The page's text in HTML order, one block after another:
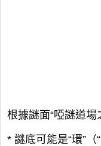
根據謎面“啞謎道場
* 謎底可能是“環”（